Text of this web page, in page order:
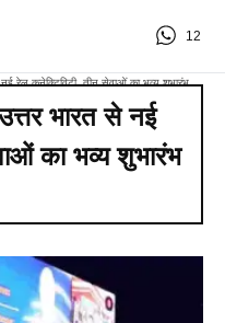
12
रेल कनेक्टिविटी, तीन सेवाओं का भव्य शुभारंभ
भारत से नई
का भव्य शुभारंभ